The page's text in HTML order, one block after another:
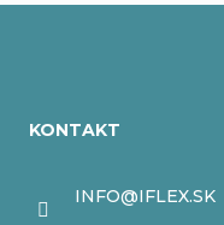
KONTAKT
INFO@IFLEX.SK